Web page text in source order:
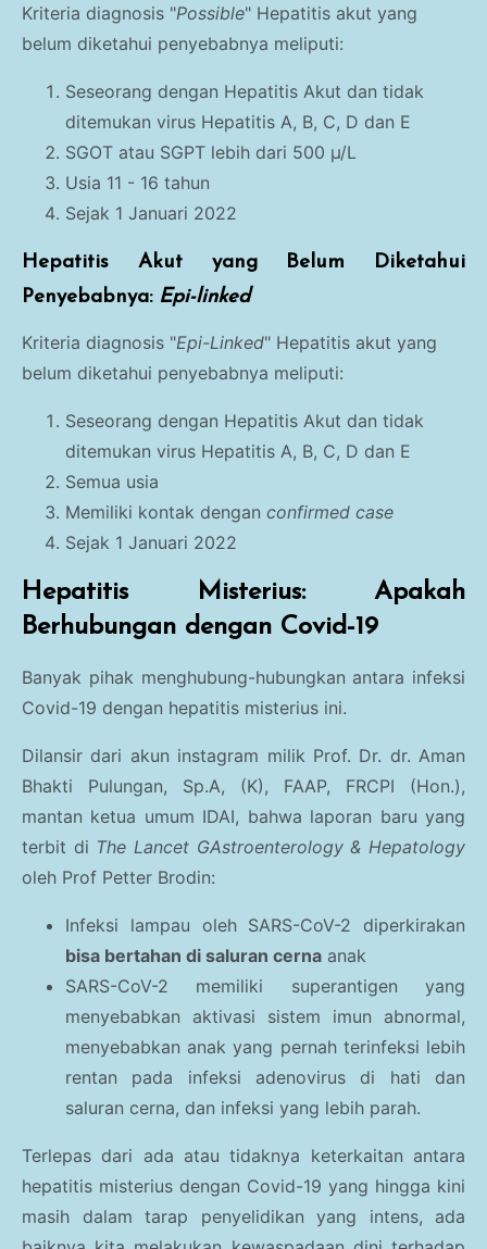
Kriteria diagnosis "Possible" Hepatitis akut yang
belum diketahui penyebabnya meliputi:
Seseorang dengan Hepatitis Akut dan tidak
ditemukan virus Hepatitis A, B, C, D dan E
SGOT atau SGPT lebih dari 500 µ/L
Usia 11 - 16 tahun
Sejak 1 Januari 2022
Hepatitis Akut yang Belum Diketahui
Penyebabnya: Epi-linked
Kriteria diagnosis "Epi-Linked" Hepatitis akut yang
belum diketahui penyebabnya meliputi:
Seseorang dengan Hepatitis Akut dan tidak
ditemukan virus Hepatitis A, B, C, D dan E
Semua usia
Memiliki kontak dengan confirmed case
Sejak 1 Januari 2022
Hepatitis Misterius: Apakah
Berhubungan dengan Covid-19
Banyak pihak menghubung-hubungkan antara infeksi
Covid-19 dengan hepatitis misterius ini.
Dilansir dari akun instagram milik Prof. Dr. dr. Aman
Bhakti Pulungan, Sp.A, (K), FAAP, FRCPI (Hon.),
mantan ketua umum IDAI, bahwa laporan baru yang
terbit di The Lancet GAstroenterology & Hepatology
oleh Prof Petter Brodin:
Infeksi lampau oleh SARS-CoV-2 diperkirakan
bisa bertahan di saluran cerna anak
SARS-CoV-2 memiliki superantigen yang
menyebabkan aktivasi sistem imun abnormal,
menyebabkan anak yang pernah terinfeksi lebih
rentan pada infeksi adenovirus di hati dan
saluran cerna, dan infeksi yang lebih parah.
Terlepas dari ada atau tidaknya keterkaitan antara
hepatitis misterius dengan Covid-19 yang hingga kini
masih dalam tarap penyelidikan yang intens, ada